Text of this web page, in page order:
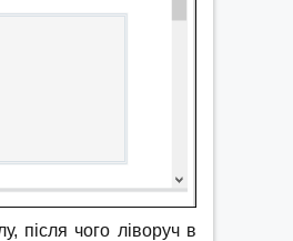
після чого ліворуч в